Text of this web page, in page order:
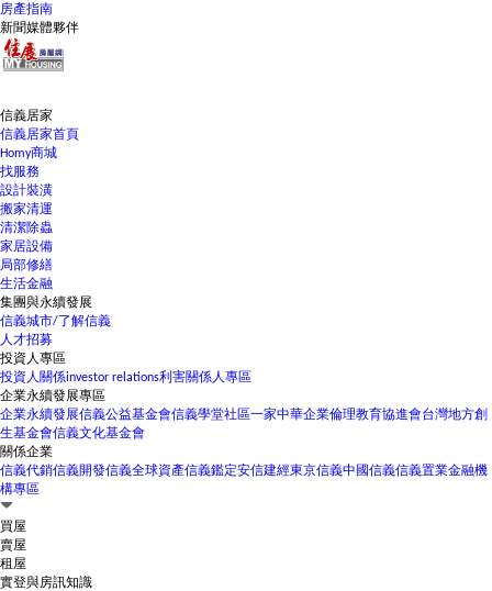
房產指南
新聞媒體夥伴
信義居家
信義居家首頁
Homy商城
找服務
設計裝潢
搬家清運
清潔除蟲
家居設備
局部修繕
生活金融
集團與永續發展
信義城市/了解信義
人才招募
投資人專區
投資人關係investor relations利害關係人專區
企業永續發展專區
企業永續發展信義公益基金會信義學堂社區一家中華企業倫理教育協進會台灣地方創
生基金會信義文化基金會
關係企業
信義代銷信義開發信義全球資產信義鑑定安信建經東京信義中國信義信義置業金融機
構專區
買屋
賣屋
租屋
實登與房訊知識